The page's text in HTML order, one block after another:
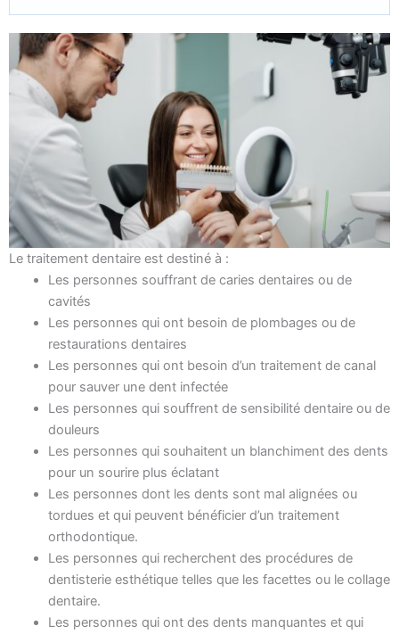
Le traitement dentaire est destiné à :
Les personnes souffrant de caries dentaires ou de
cavités
Les personnes qui ont besoin de plombages ou de
restaurations dentaires
Les personnes qui ont besoin d’un traitement de canal
pour sauver une dent infectée
Les personnes qui souffrent de sensibilité dentaire ou de
douleurs
Les personnes qui souhaitent un blanchiment des dents
pour un sourire plus éclatant
Les personnes dont les dents sont mal alignées ou
tordues et qui peuvent bénéficier d’un traitement
orthodontique.
Les personnes qui recherchent des procédures de
dentisterie esthétique telles que les facettes ou le collage
dentaire.
Les personnes qui ont des dents manquantes et qui